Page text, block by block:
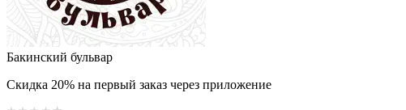
Бакинский бульвар
Скидка 20% на первый заказ через приложение